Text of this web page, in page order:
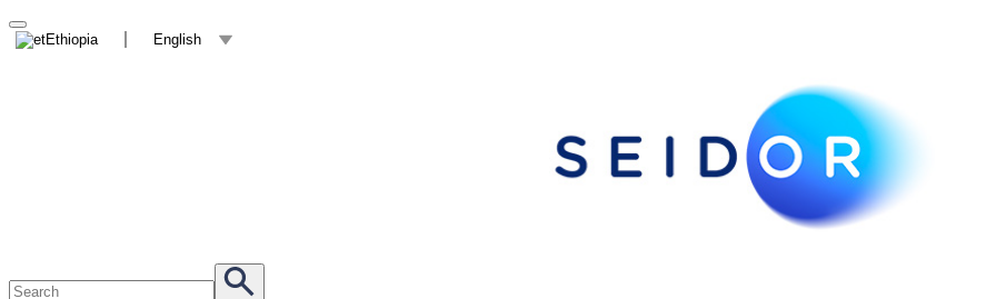
Ethiopia English